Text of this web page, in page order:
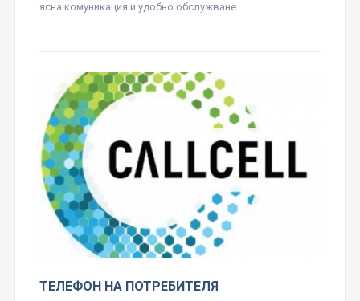
ясна комуникация и удобно обслужване.
ТЕЛЕФОН НА ПОТРЕБИТЕЛЯ